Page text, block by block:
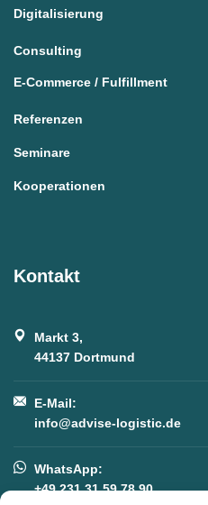
Digitalisierung
Consulting
E-Commerce / Fulfillment
Referenzen
Seminare
Kooperationen
Kontakt
Markt 3,
44137 Dortmund
E-Mail:
info@advise-logistic.de
WhatsApp:
+49 231 31 59 78 90